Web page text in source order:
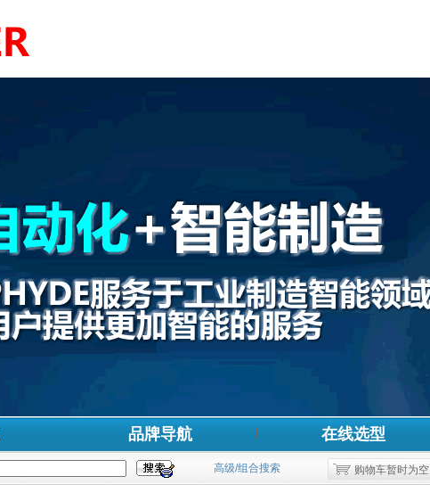
品牌导航 在线选型
高级/组合搜索 购物车暂时为空